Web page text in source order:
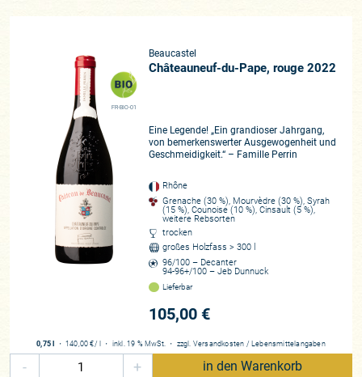
FR-BIO-01
Beaucastel
Châteauneuf-du-Pape, rouge 2022
Eine Legende! „Ein grandioser Jahrgang,
von bemerkenswerter Ausgewogenheit und
Geschmeidigkeit.“ – Famille Perrin
Rhône
Grenache (30 %), Mourvèdre (30 %), Syrah
(15 %), Counoise (10 %), Cinsault (5 %),
weitere Rebsorten
trocken
großes Holzfass > 300 l
96/100 – Decanter
94-96+/100 – Jeb Dunnuck
Lieferbar
105,00 €
0,75 l ・ 140,00 € / l ・ inkl. 19 % MwSt. ・ zzgl. Versandkosten / Lebensmittelangaben
- + in den Warenkorb